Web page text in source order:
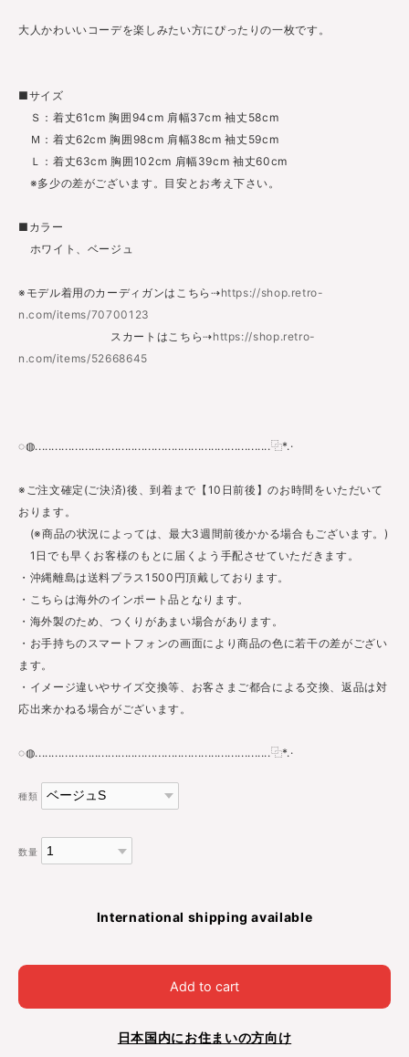
大人かわいいコーデを楽しみたい方にぴったりの一枚です。
■サイズ
Ｓ：着丈61cm 胸囲94cm 肩幅37cm 袖丈58cm
Ｍ：着丈62cm 胸囲98cm 肩幅38cm 袖丈59cm
Ｌ：着丈63cm 胸囲102cm 肩幅39cm 袖丈60cm
※多少の差がございます。目安とお考え下さい。
■カラー
ホワイト、ベージュ
※モデル着用のカーディガンはこちら⇢https://shop.retro-
n.com/items/70700123
スカートはこちら⇢https://shop.retro-
n.com/items/52668645
◌◍.......................................................................⿻*.·
※ご注文確定(ご決済)後、到着まで【10日前後】のお時間をいただいて
おります。
(※商品の状況によっては、最大3週間前後かかる場合もございます。)
1日でも早くお客様のもとに届くよう手配させていただきます。
・沖縄離島は送料プラス1500円頂戴しております。
・こちらは海外のインポート品となります。
・海外製のため、つくりがあまい場合があります。
・お手持ちのスマートフォンの画面により商品の色に若干の差がござい
ます。
・イメージ違いやサイズ交換等、お客さまご都合による交換、返品は対
応出来かねる場合がございます。
◌◍.......................................................................⿻*.·
種類
数量
International shipping available
Add to cart
日本国内にお住まいの方向け